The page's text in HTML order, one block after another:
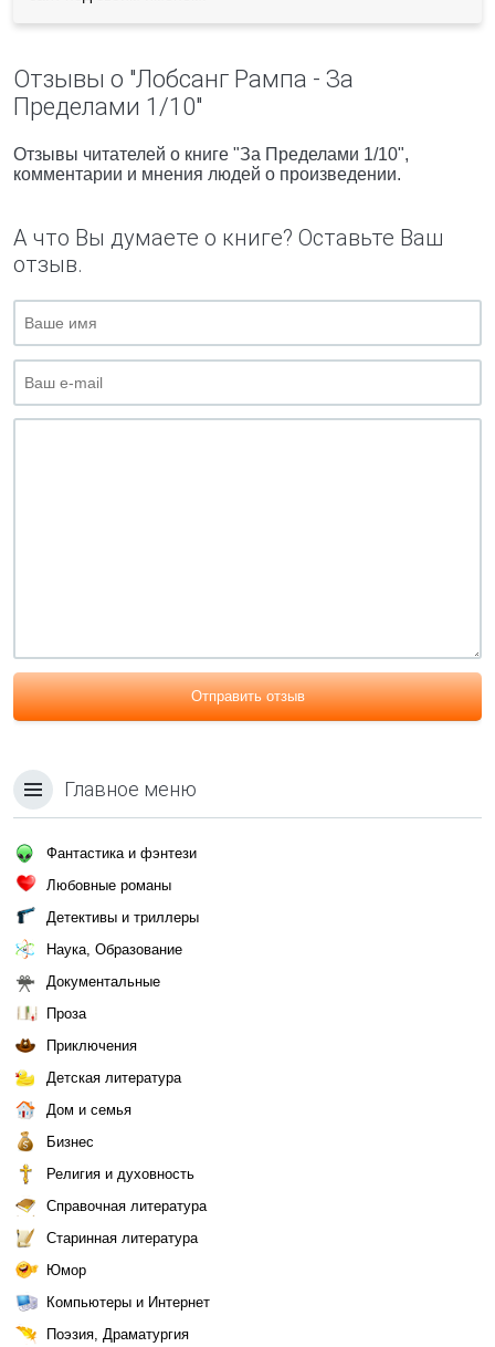
Отзывы о "Лобсанг Рампа - За
Пределами 1/10"
Отзывы читателей о книге "За Пределами 1/10",
комментарии и мнения людей о произведении.
А что Вы думаете о книге? Оставьте Ваш
отзыв.
Отправить отзыв
Главное меню
Фантастика и фэнтези
Любовные романы
Детективы и триллеры
Наука, Образование
Документальные
Проза
Приключения
Детская литература
Дом и семья
Бизнес
Религия и духовность
Справочная литература
Старинная литература
Юмор
Компьютеры и Интернет
Поэзия, Драматургия